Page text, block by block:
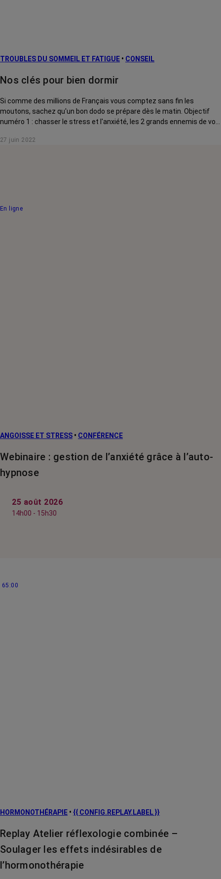
TROUBLES DU SOMMEIL ET FATIGUE • CONSEIL
Nos clés pour bien dormir
Si comme des millions de Français vous comptez sans fin les
moutons, sachez qu'un bon dodo se prépare dès le matin. Objectif
numéro 1 : chasser le stress et l'anxiété, les 2 grands ennemis de vos
27 juin 2022
En ligne
ANGOISSE ET STRESS • CONFÉRENCE
Webinaire : gestion de l’anxiété grâce à l’auto-
hypnose
25 août 2026
14h00 - 15h30
65:00
HORMONOTHÉRAPIE • {{ CONFIG.REPLAY.LABEL }}
Replay Atelier réflexologie combinée –
Soulager les effets indésirables de
l’hormonothérapie